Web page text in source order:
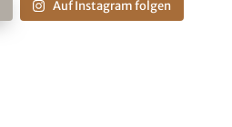
Auf Instagram folgen